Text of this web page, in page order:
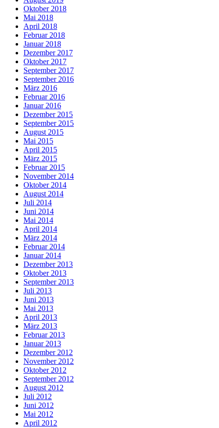
Oktober 2018
Mai 2018
April 2018
Februar 2018
Januar 2018
Dezember 2017
Oktober 2017
September 2017
September 2016
März 2016
Februar 2016
Januar 2016
Dezember 2015
September 2015
August 2015
Mai 2015
April 2015
März 2015
Februar 2015
November 2014
Oktober 2014
August 2014
Juli 2014
Juni 2014
Mai 2014
April 2014
März 2014
Februar 2014
Januar 2014
Dezember 2013
Oktober 2013
September 2013
Juli 2013
Juni 2013
Mai 2013
April 2013
März 2013
Februar 2013
Januar 2013
Dezember 2012
November 2012
Oktober 2012
September 2012
August 2012
Juli 2012
Juni 2012
Mai 2012
April 2012